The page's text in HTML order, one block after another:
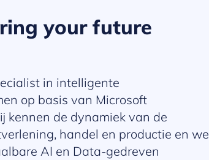
your future
in intelligente
op basis van Microsoft
kennen de dynamiek van de
handel en productie en we
AI en Data-gedreven